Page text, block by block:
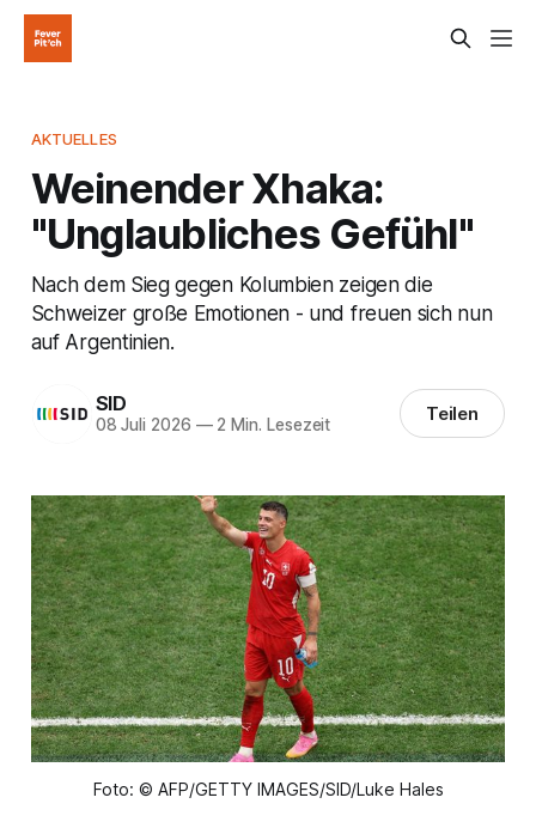
AKTUELLES
Weinender Xhaka:
"Unglaubliches Gefühl"
Nach dem Sieg gegen Kolumbien zeigen die
Schweizer große Emotionen - und freuen sich nun
auf Argentinien.
SID
08 Juli 2026 —2 Min. Lesezeit Teilen
Foto: © AFP/GETTY IMAGES/SID/Luke Hales